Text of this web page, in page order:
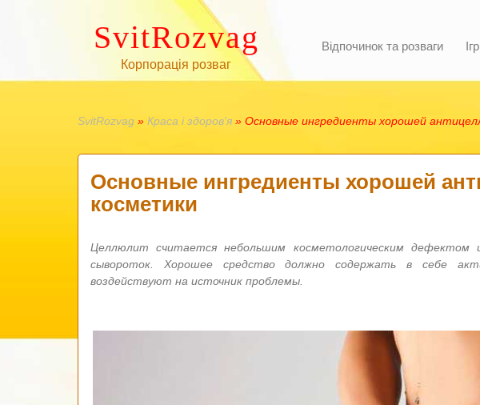
SvitRozvag
Корпорація розваг
Відпочинок та розваги
SvitRozvag » Краса і здоров'я » Основные ингредиенты хорошей
Основные ингредиенты хорошей
косметики
Целлюлит считается небольшим косметологическим
сывороток. Хорошее средство должно содержать в себе
воздействуют на источник проблемы.